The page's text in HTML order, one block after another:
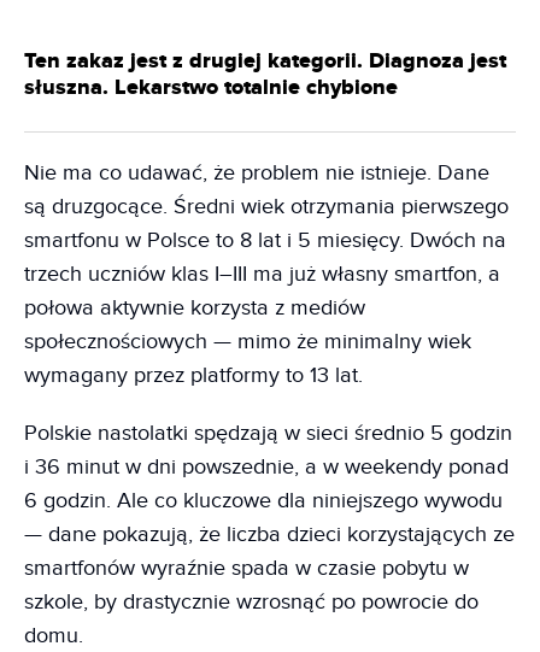
Ten zakaz jest z drugiej kategorii. Diagnoza jest
słuszna. Lekarstwo totalnie chybione
Nie ma co udawać, że problem nie istnieje. Dane
są druzgocące. Średni wiek otrzymania pierwszego
smartfonu w Polsce to 8 lat i 5 miesięcy. Dwóch na
trzech uczniów klas I–III ma już własny smartfon, a
połowa aktywnie korzysta z mediów
społecznościowych — mimo że minimalny wiek
wymagany przez platformy to 13 lat.
Polskie nastolatki spędzają w sieci średnio 5 godzin
i 36 minut w dni powszednie, a w weekendy ponad
6 godzin. Ale co kluczowe dla niniejszego wywodu
— dane pokazują, że liczba dzieci korzystających ze
smartfonów wyraźnie spada w czasie pobytu w
szkole, by drastycznie wzrosnąć po powrocie do
domu.